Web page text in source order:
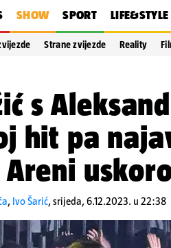
SHOW SPORT LIFE&STYLE
Strane zvijezde Reality
s
hit pa
, Ivo Šarić,srijeda, 6.12.2023. u 22:38